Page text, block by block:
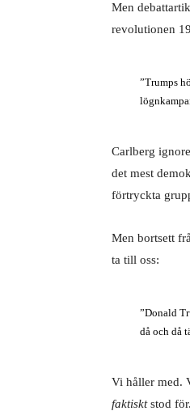
Men
revolutionen
”Trumps
Carlberg
det mest
förtryckta
Men bortsett
ta till oss:
”Donald
då och då
Vi håller med.
faktisktstod